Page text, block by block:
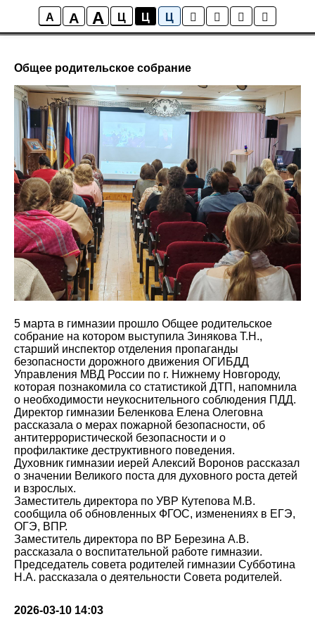
A A A Ц Ц Ц
Новости гимназии
Общее родительское собрание
5 марта в гимназии прошло Общее родительское
собрание на котором выступила Зинякова Т.Н.,
старший инспектор отделения пропаганды
безопасности дорожного движения ОГИБДД
Управления МВД России по г. Нижнему Новгороду,
которая познакомила со статистикой ДТП, напомнила
о необходимости неукоснительного соблюдения ПДД.
Директор гимназии Беленкова Елена Олеговна
рассказала о мерах пожарной безопасности, об
антитеррористической безопасности и о
профилактике деструктивного поведения.
Духовник гимназии иерей Алексий Воронов рассказал
о значении Великого поста для духовного роста детей
и взрослых.
Заместитель директора по УВР Кутепова М.В.
сообщила об обновленных ФГОС, изменениях в ЕГЭ,
ОГЭ, ВПР.
Заместитель директора по ВР Березина А.В.
рассказала о воспитательной работе гимназии.
Председатель совета родителей гимназии Субботина
Н.А. рассказала о деятельности Совета родителей.
2026-03-10 14:03